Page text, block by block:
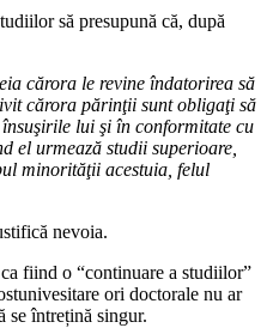
să presupună că, după
cărora le revine îndatorirea să
cărora părinţii sunt obligaţi să
lui şi în conformitate cu
el urmează studii superioare,
minorităţii acestuia, felul
nevoia.
fiind o “continuare a studiilor”
ori doctorale nu ar
se întrețină singur.